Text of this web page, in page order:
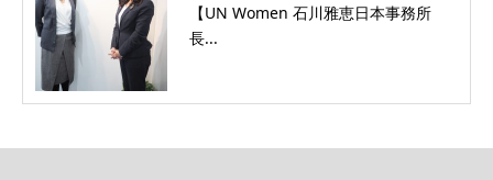
【UN Women 石川雅恵日本事務所
長...